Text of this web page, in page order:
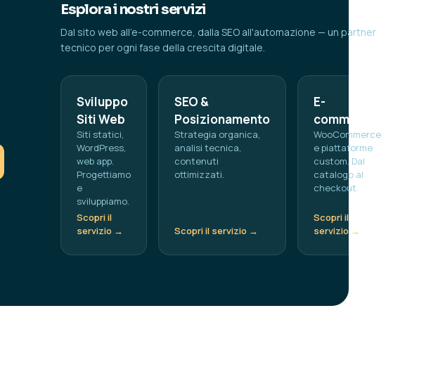
Esplora i nostri servizi
Dal sito web all'e-commerce, dalla SEO all'automazione — un partner
tecnico per ogni fase della crescita digitale.
Sviluppo
Siti Web
Siti statici,
WordPress,
web app.
Progettiamo
e
sviluppiamo.
Scopri il
servizio →
SEO &
Posizionamento
Strategia organica,
analisi tecnica,
contenuti
ottimizzati.
Scopri il servizio →
E-
commerce
WooCommerce
e piattaforme
custom. Dal
catalogo al
checkout.
Scopri il
servizio →